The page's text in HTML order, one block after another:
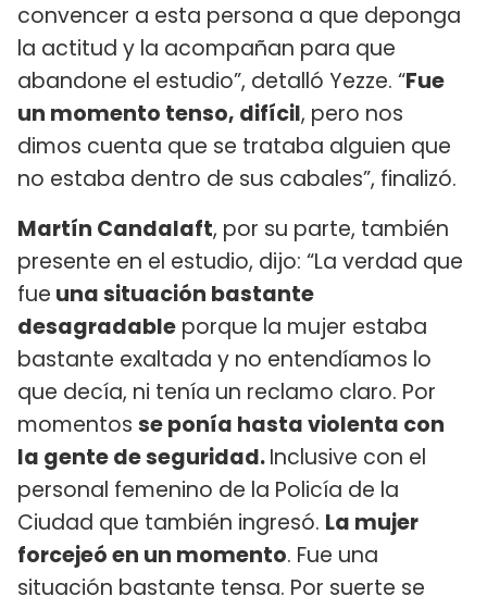
convencer a esta persona a que deponga
la actitud y la acompañan para que
abandone el estudio”, detalló Yezze. “Fue
un momento tenso, difícil, pero nos
dimos cuenta que se trataba alguien que
no estaba dentro de sus cabales”, finalizó.
Martín Candalaft, por su parte, también
presente en el estudio, dijo: “La verdad que
fue una situación bastante
desagradable porque la mujer estaba
bastante exaltada y no entendíamos lo
que decía, ni tenía un reclamo claro. Por
momentos se ponía hasta violenta con
la gente de seguridad.Inclusive con el
personal femenino de la Policía de la
Ciudad que también ingresó. La mujer
forcejeó en un momento. Fue una
situación bastante tensa. Por suerte se